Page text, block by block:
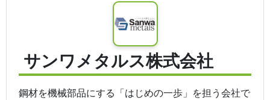
サンワメタルス株式会社
鋼材を機械部品にする「はじめの一歩」を担う会社で